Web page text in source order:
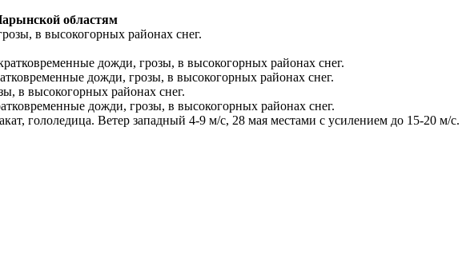
областям
в высокогорных районах снег.
дожди, грозы, в высокогорных районах снег.
дожди, грозы, в высокогорных районах снег.
в высокогорных районах снег.
дожди, грозы, в высокогорных районах снег.
гололедица. Ветер западный 4-9 м/с, 28 мая местами с усилением до 15-20 м/с.